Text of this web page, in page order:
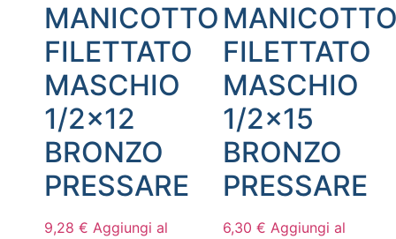
MANICOTTO
FILETTATO
MASCHIO
1/2×12
BRONZO
PRESSARE
9,28 € Aggiungi al
FILETTATO
MASCHIO
1/2×15
BRONZO
PRESSARE
6,30 € Aggiungi al